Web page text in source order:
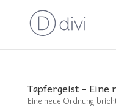
Tapfergeist – Eine
Eine neue Ordnung